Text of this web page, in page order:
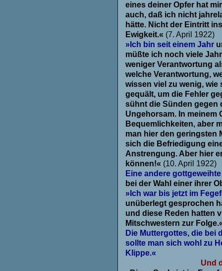
eines deiner Opfer hat
auch, daß ich nicht
hätte. Nicht der Eintritt
Ewigkeit.« (7. April 1922)
»Ich bin seit einem Jahr
müßte ich noch viele
weniger Verantwortung
welche Verantwortung,
wissen viel zu wenig,
gequält, um die Fehler
sühnt die Sünden gegen
Ungehorsam. In meinem
Bequemlichkeiten, aber
man hier den geringsten
sich die Befriedigung
Anstrengung. Aber hier
können!« (10. April 1922)
Eine andere
bei der Wahl einer ihrer
»Ich war bis jetzt im
unüberlegt gesprochen
und diese Reden hatten
Mitschwestern zur
Die Muttergottes, die bei
sollte man sich wohl zu
Klippe.«
Und